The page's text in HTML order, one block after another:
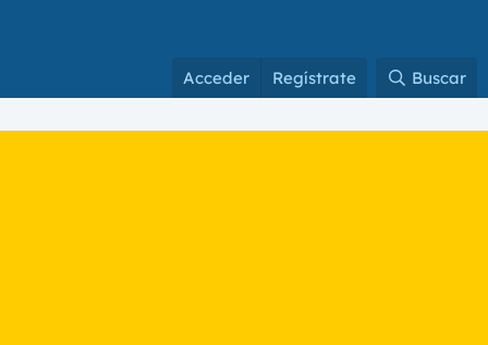
Acceder Regístrate Buscar